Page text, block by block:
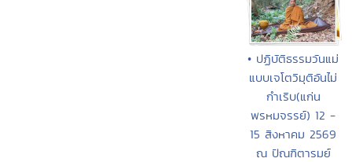
• ปฏิบัติธรรมวันแม่
แบบเจโตวิมุติอันไม่
กำเริบ(แก่น
พรหมจรรย์) 12 -
15 สิงหาคม 2569
ณ ปัณฑิตารมย์